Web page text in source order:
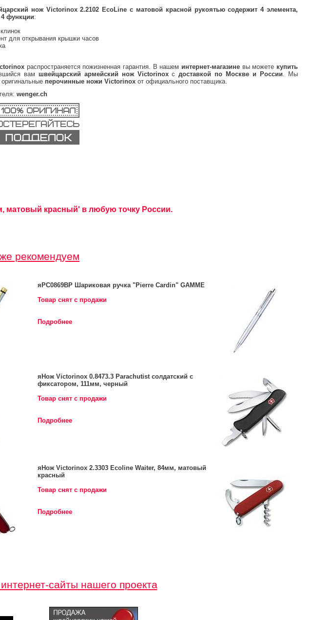
нож Victorinox 2.2102 EcoLine с матовой красной рукоятью содержит 4 элемента,
функции:
для открывания крышки часов
распространяется пожизненная гарантия. В нашем интернет-магазине вы можете купить
вам швейцарский армейский нож Victorinoxсдоставкой по Москве и России . Мы
перочинные ножи Victorinox от официального поставщика.
wenger.ch
матовый красный' в любую точку России.
рекомендуем
яPC0869BP Шариковая ручка "Pierre Cardin" GAMME
Товар снят с продажи
Подробнее
яНож Victorinox 0.8473.3 Parachutist солдатский с
фиксатором, 111мм, черный
Товар снят с продажи
Подробнее
яНож Victorinox 2.3303 Ecoline Waiter, 84мм, матовый
красный
Товар снят с продажи
Подробнее
сайты нашего проекта